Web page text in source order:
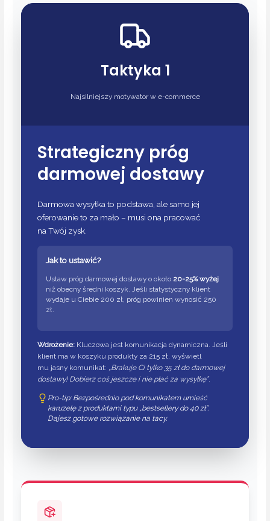
Taktyka 1
Najsilniejszy motywator w e-commerce
Strategiczny próg
darmowej dostawy
Darmowa wysyłka to podstawa, ale samo jej
oferowanie to za mało – musi ona pracować
na Twój zysk.
Jak to ustawić?
Ustaw próg darmowej dostawy o około 20-25% wyżej
niż obecny średni koszyk. Jeśli statystyczny klient
wydaje u Ciebie 200 zł, próg powinien wynosić 250
zł.
Wdrożenie: Kluczowa jest komunikacja dynamiczna. Jeśli
klient ma w koszyku produkty za 215 zł, wyświetl
mu jasny komunikat: „Brakuje Ci tylko 35 zł do darmowej
dostawy! Dobierz coś jeszcze i nie płać za wysyłkę”.
Pro-tip: Bezpośrednio pod komunikatem umieść
karuzelę z produktami typu „bestsellery do 40 zł”.
Dajesz gotowe rozwiązanie na tacy.